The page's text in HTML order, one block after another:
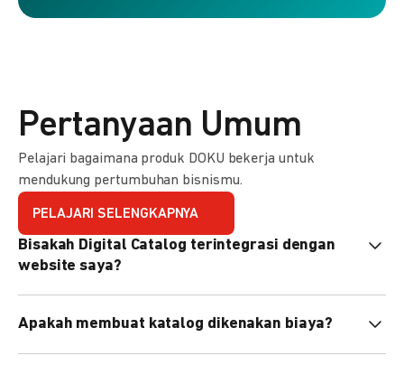
Pertanyaan Umum
Pelajari bagaimana produk DOKU bekerja untuk
mendukung pertumbuhan bisnismu.
PELAJARI SELENGKAPNYA
Bisakah Digital Catalog terintegrasi dengan
website saya?
atau menyematkan QR code di website Anda.
Apakah membuat katalog dikenakan biaya?